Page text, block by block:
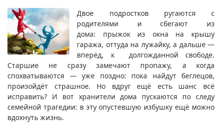
Двое подростков ругаются с
родителями и сбегают из
дома: прыжок из окна на крышу
гаража, оттуда на лужайку, а дальше —
вперёд, к долгожданной свободе.
Старшие не сразу замечают пропажу, а когда
спохватываются — уже поздно: пока найдут беглецов,
произойдёт страшное. Но вдруг ещё есть шанс всё
исправить? И вот хранители дома пускаются по следу
семейной трагедии: в эту опустевшую избушку ещё можно
вдохнуть жизнь.